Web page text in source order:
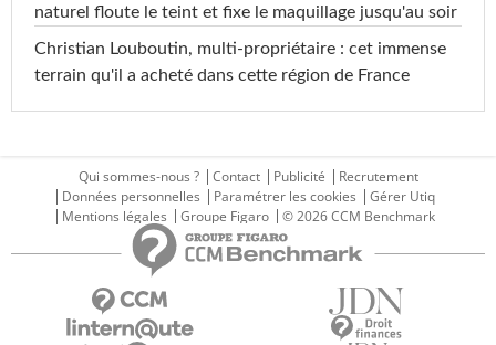
naturel floute le teint et fixe le maquillage jusqu'au soir
Christian Louboutin, multi-propriétaire : cet immense
terrain qu'il a acheté dans cette région de France
Qui sommes-nous ? Contact Publicité
Recrutement
Données personnelles
Paramétrer les cookies
Gérer Utiq
Mentions légales
Groupe Figaro © 2026 CCM Benchmark